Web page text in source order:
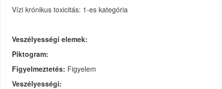
Vízi krónikus toxicitás: 1-es kategória
Veszélyességi elemek:
Piktogram:
Figyelmeztetés: Figyelem
Veszélyességi: